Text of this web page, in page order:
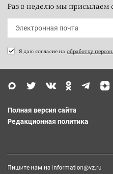
Раз в неделю мы присылаем
Я даю согласие на обработку
Полная версия сайта
Редакционная политика
Пишите нам на information@vz.ru